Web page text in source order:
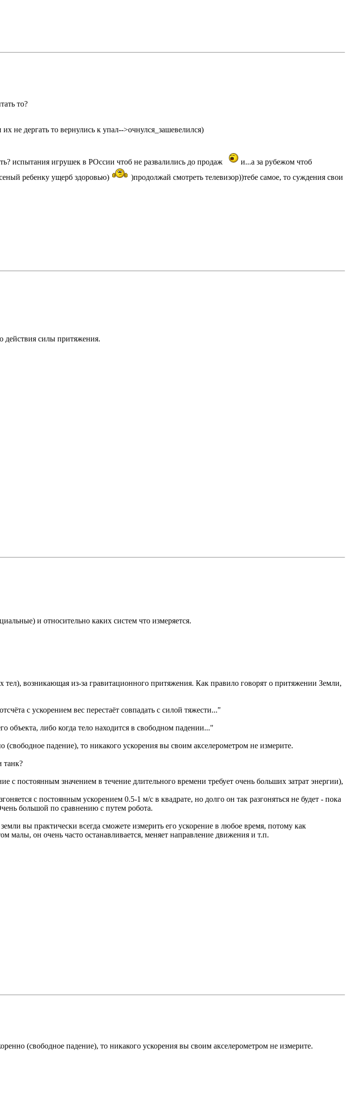
то?
не дергать то вернулись к упал-->очнулся_зашевелился)
испытания игрушек в РОссии чтоб не развалились до продаж
и...а за рубежом чтоб
ребенку ущерб здоровью)
)продолжай смотреть телевизор))тебе самое, то суждения свои
действия силы притяжения.
и относительно каких систем что измеряется.
возникающая из-за гравитационного притяжения. Как правило говорят о притяжении Земли,
c ускорением вес перестаёт совпадать с силой тяжести..."
объекта, либо когда тело находится в свободном падении..."
(свободное падение), то никакого ускорения вы своим акселерометром не измерите.
танк?
постоянным значением в течение длительного времени требует очень больших затрат энергии),
с постоянным ускорением 0.5-1 м/с в квадрате, но долго он так разгоняться не будет - пока
большой по сравнению с путем робота.
вы практически всегда сможете измерить его ускорение в любое время, потому как
малы, он очень часто останавливается, меняет направление движения и т.п.
(свободное падение), то никакого ускорения вы своим акселерометром не измерите.